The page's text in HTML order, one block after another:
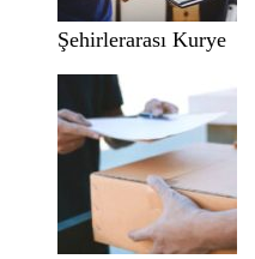
Şehirlerarası Kurye